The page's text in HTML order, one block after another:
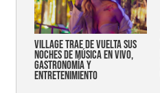
Village trae de vuelta sus
noches de música en vivo,
gastronomía y
entretenimiento